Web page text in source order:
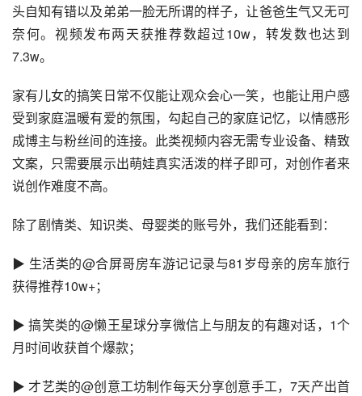
头自知有错以及弟弟一脸无所谓的样子，让爸爸生气又无可
奈何。视频发布两天获推荐数超过10w，转发数也达到
7.3w。
家有儿女的搞笑日常不仅能让观众会心一笑，也能让用户感
受到家庭温暖有爱的氛围，勾起自己的家庭记忆，以情感形
成博主与粉丝间的连接。此类视频内容无需专业设备、精致
文案，只需要展示出萌娃真实活泼的样子即可，对创作者来
说创作难度不高。
除了剧情类、知识类、母婴类的账号外，我们还能看到：
▶ 生活类的@合屏哥房车游记记录与81岁母亲的房车旅行
获得推荐10w+；
▶ 搞笑类的@懒王星球分享微信上与朋友的有趣对话，1个
月时间收获首个爆款；
▶ 才艺类的@创意工坊制作每天分享创意手工，7天产出首